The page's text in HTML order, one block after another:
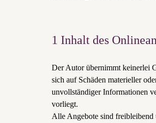
1 Inhalt des
Der Autor übernimmt keinerlei
sich auf Schäden materieller
unvollständiger Informationen
vorliegt.
Alle Angebote sind freibleibend